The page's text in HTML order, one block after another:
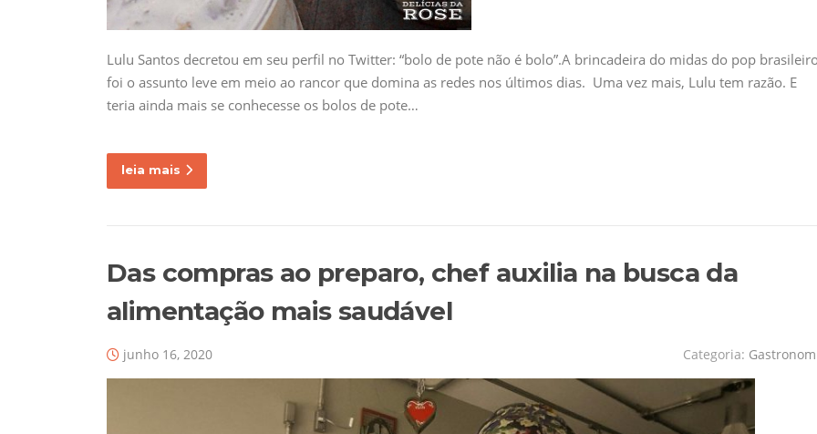
Lulu Santos decretou em seu perfil no Twitter: “bolo de pote não é bolo”.A brincadeira do midas do pop
foi o assunto leve em meio ao rancor que domina as redes nos últimos dias. Uma vez mais, Lulu tem razão. E
teria ainda mais se conhecesse os bolos de pote…
leia mais
Das compras ao preparo, chef auxilia na busca da
alimentação mais saudável
junho 16, 2020 Categoria: